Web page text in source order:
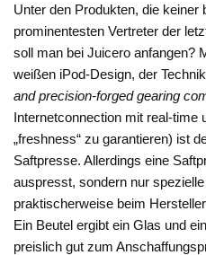
Unter den Produkten, die
prominentesten Vertreter der
soll man bei Juicero anfangen?
weißen iPod-Design, der
and precision-forged gearing
Internetconnection mit real-time
„freshness“ zu garantieren) ist
Saftpresse. Allerdings eine
auspresst, sondern nur
praktischerweise beim
Ein Beutel ergibt ein Glas und
preislich gut zum